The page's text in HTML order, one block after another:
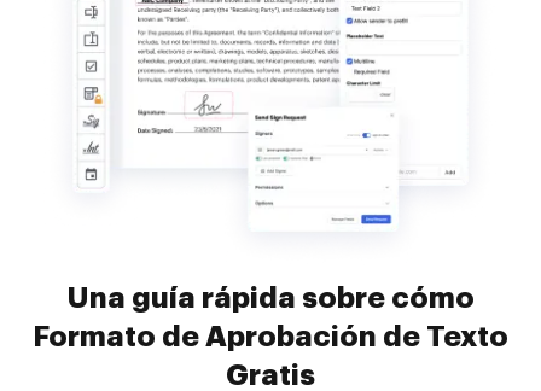
Una guía rápida sobre cómo
Formato de Aprobación de Texto
Gratis